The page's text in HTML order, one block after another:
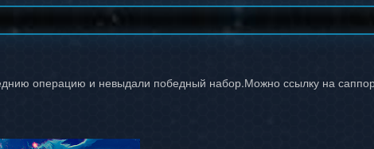
операцию и невыдали победный набор.Можно ссылку на